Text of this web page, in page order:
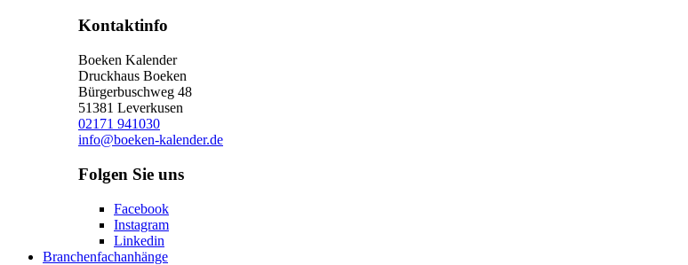
Kontaktinfo
Boeken Kalender
Druckhaus Boeken
Bürgerbuschweg 48
51381 Leverkusen
02171 941030
info@boeken-kalender.de
Folgen Sie uns
Facebook
Instagram
Linkedin
Branchenfachanhänge